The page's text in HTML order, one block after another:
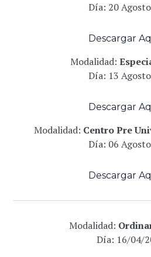
Día: 20
Descargar
Modalidad:
Día: 13
Descargar
Modalidad: Centro Pre
Día: 06
Descargar
Modalidad:
Día: 16/04/